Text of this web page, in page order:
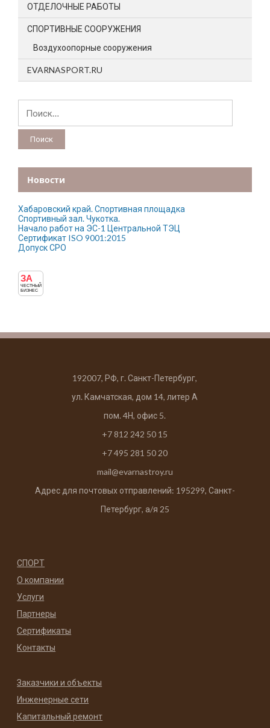
ОТДЕЛОЧНЫЕ РАБОТЫ
СПОРТИВНЫЕ СООРУЖЕНИЯ
Воздухоопорные сооружения
EVARNASPORT.RU
Найти:
Новости
Хабаровский край. Спортивная площадка
Спортивный зал. Чукотка.
Начало работ на ЭС-1 Центральной ТЭЦ
Сертификат ISO 9001:2015
Допуск СРО
ЗА
ЧЕСТНЫЙ
БИЗНЕС
192007, РФ, г. Санкт-Петербург,
ул. Камчатская, дом 14, литер А
пом. 4Н, офис 5.
+7 812 242 50 15
+7 495 281 50 20
mail@evarnastroy.ru
Адрес для почтовых отправлений: 195299, Санкт-
Петербург, а/я 25
СПОРТ
О компании
Услуги
Партнеры
Сертификаты
Контакты
Заказчики и объекты
Инженерные сети
Капитальный ремонт